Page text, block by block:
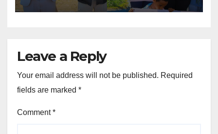
Leave a Reply
Your email address will not be published. Required
fields are marked *
Comment*